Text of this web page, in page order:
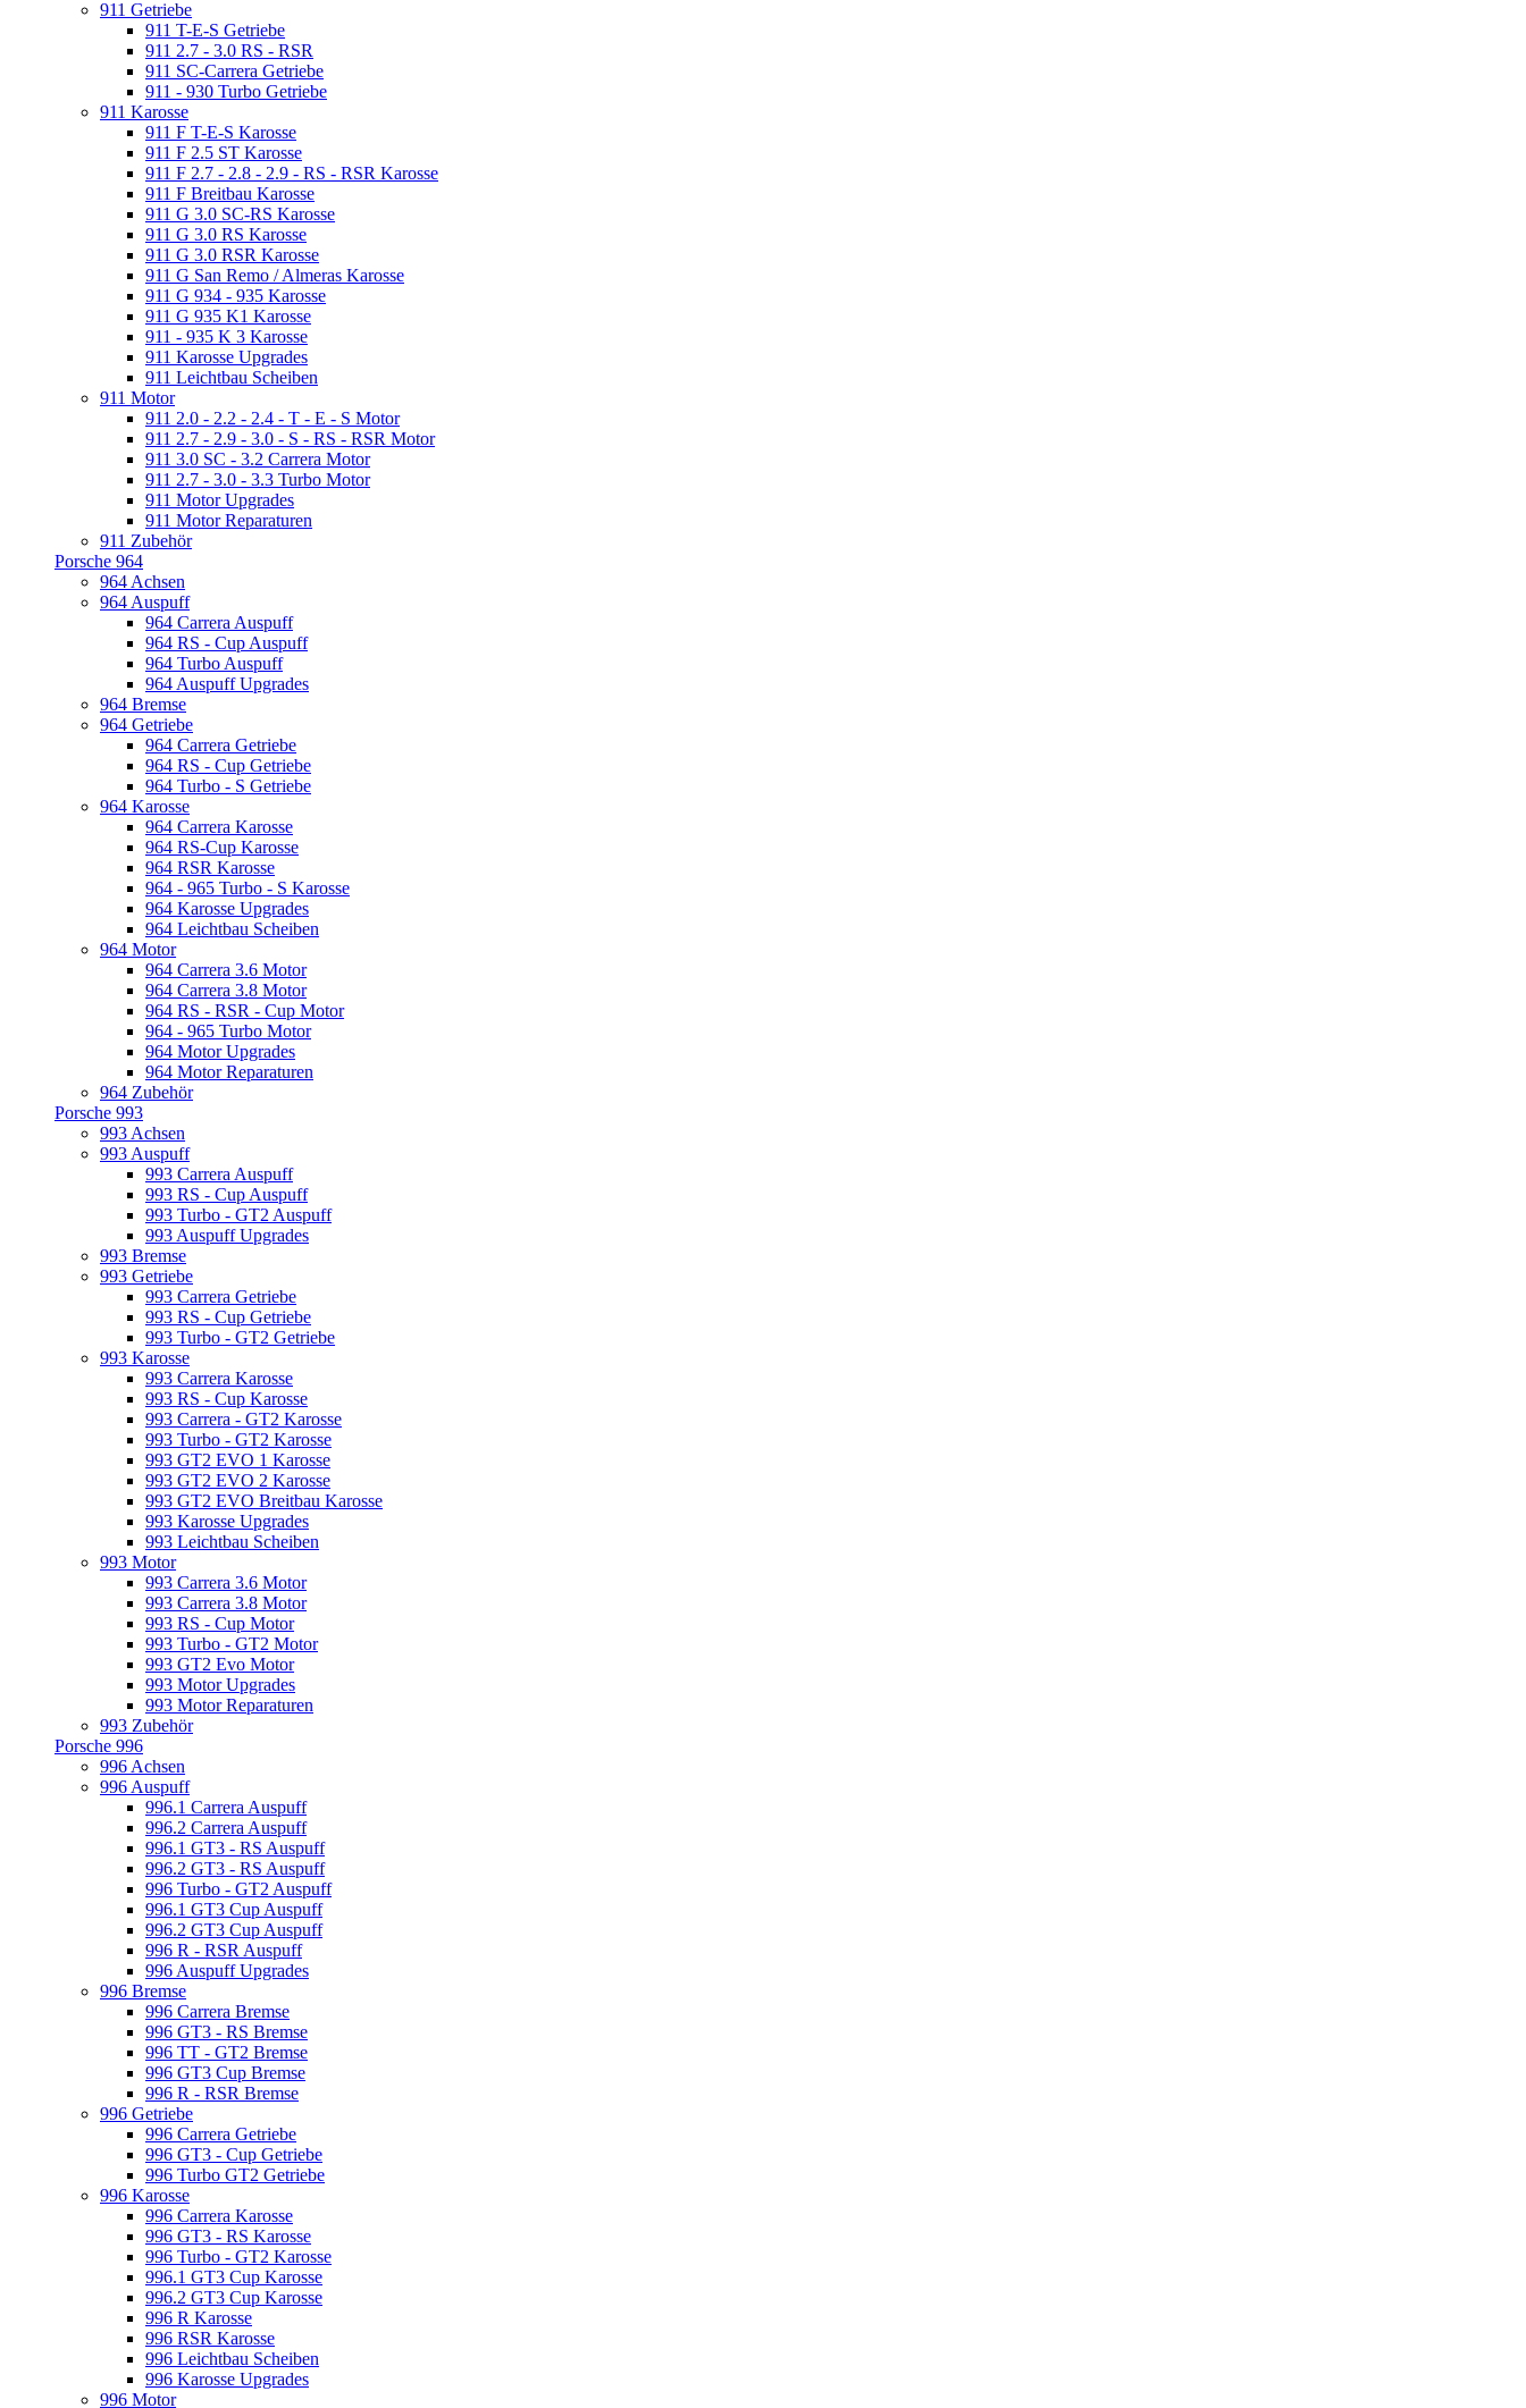
911 Getriebe
911 T-E-S Getriebe
911 2.7 - 3.0 RS - RSR
911 SC-Carrera Getriebe
911 - 930 Turbo Getriebe
911 Karosse
911 F T-E-S Karosse
911 F 2.5 ST Karosse
911 F 2.7 - 2.8 - 2.9 - RS - RSR Karosse
911 F Breitbau Karosse
911 G 3.0 SC-RS Karosse
911 G 3.0 RS Karosse
911 G 3.0 RSR Karosse
911 G San Remo / Almeras Karosse
911 G 934 - 935 Karosse
911 G 935 K1 Karosse
911 - 935 K 3 Karosse
911 Karosse Upgrades
911 Leichtbau Scheiben
911 Motor
911 2.0 - 2.2 - 2.4 - T - E - S Motor
911 2.7 - 2.9 - 3.0 - S - RS - RSR Motor
911 3.0 SC - 3.2 Carrera Motor
911 2.7 - 3.0 - 3.3 Turbo Motor
911 Motor Upgrades
911 Motor Reparaturen
911 Zubehör
Porsche 964
964 Achsen
964 Auspuff
964 Carrera Auspuff
964 RS - Cup Auspuff
964 Turbo Auspuff
964 Auspuff Upgrades
964 Bremse
964 Getriebe
964 Carrera Getriebe
964 RS - Cup Getriebe
964 Turbo - S Getriebe
964 Karosse
964 Carrera Karosse
964 RS-Cup Karosse
964 RSR Karosse
964 - 965 Turbo - S Karosse
964 Karosse Upgrades
964 Leichtbau Scheiben
964 Motor
964 Carrera 3.6 Motor
964 Carrera 3.8 Motor
964 RS - RSR - Cup Motor
964 - 965 Turbo Motor
964 Motor Upgrades
964 Motor Reparaturen
964 Zubehör
Porsche 993
993 Achsen
993 Auspuff
993 Carrera Auspuff
993 RS - Cup Auspuff
993 Turbo - GT2 Auspuff
993 Auspuff Upgrades
993 Bremse
993 Getriebe
993 Carrera Getriebe
993 RS - Cup Getriebe
993 Turbo - GT2 Getriebe
993 Karosse
993 Carrera Karosse
993 RS - Cup Karosse
993 Carrera - GT2 Karosse
993 Turbo - GT2 Karosse
993 GT2 EVO 1 Karosse
993 GT2 EVO 2 Karosse
993 GT2 EVO Breitbau Karosse
993 Karosse Upgrades
993 Leichtbau Scheiben
993 Motor
993 Carrera 3.6 Motor
993 Carrera 3.8 Motor
993 RS - Cup Motor
993 Turbo - GT2 Motor
993 GT2 Evo Motor
993 Motor Upgrades
993 Motor Reparaturen
993 Zubehör
Porsche 996
996 Achsen
996 Auspuff
996.1 Carrera Auspuff
996.2 Carrera Auspuff
996.1 GT3 - RS Auspuff
996.2 GT3 - RS Auspuff
996 Turbo - GT2 Auspuff
996.1 GT3 Cup Auspuff
996.2 GT3 Cup Auspuff
996 R - RSR Auspuff
996 Auspuff Upgrades
996 Bremse
996 Carrera Bremse
996 GT3 - RS Bremse
996 TT - GT2 Bremse
996 GT3 Cup Bremse
996 R - RSR Bremse
996 Getriebe
996 Carrera Getriebe
996 GT3 - Cup Getriebe
996 Turbo GT2 Getriebe
996 Karosse
996 Carrera Karosse
996 GT3 - RS Karosse
996 Turbo - GT2 Karosse
996.1 GT3 Cup Karosse
996.2 GT3 Cup Karosse
996 R Karosse
996 RSR Karosse
996 Leichtbau Scheiben
996 Karosse Upgrades
996 Motor